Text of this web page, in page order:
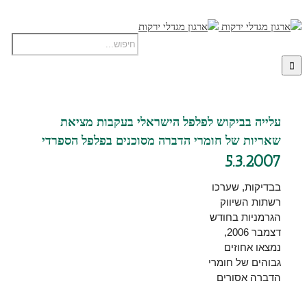
עלייה בביקוש לפלפל הישראלי בעקבות מציאת
שאריות של חומרי הדברה מסוכנים בפלפל הספרדי
5.3.2007
בבדיקות, שערכו
רשתות השיווק
הגרמניות בחודש
דצמבר 2006,
נמצאו אחוזים
גבוהים של חומרי
הדברה אסורים